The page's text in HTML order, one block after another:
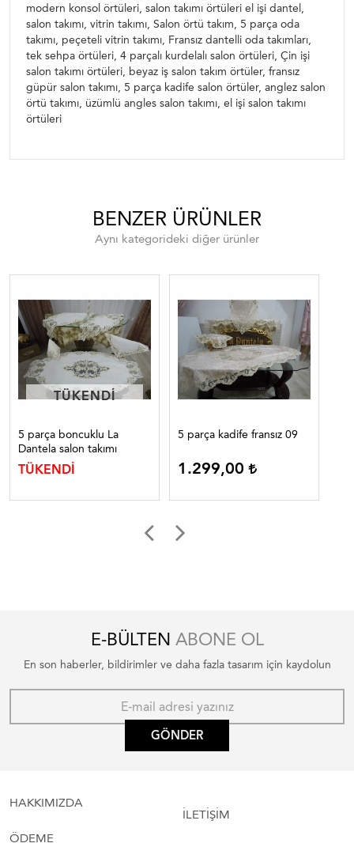
modern konsol örtüleri, salon takımı örtüleri el işi dantel,
salon takımı, vitrin takımı, Salon örtü takım, 5 parça oda
takımı, peçeteli vitrin takımı, Fransız dantelli oda takımları,
tek sehpa örtüleri, 4 parçalı kurdelalı salon örtüleri, Çin işi
salon takımı örtüleri, beyaz iş salon takım örtüler, fransız
güpür salon takımı, 5 parça kadife salon örtüler, anglez salon
örtü takımı, üzümlü angles salon takımı, el işi salon takımı
örtüleri
BENZER ÜRÜNLER
Aynı kategorideki diğer ürünler
TÜKENDI
TÜKENDI
5 parça boncuklu La
Dantela salon takımı
TÜKENDİ
5 parça kadife fransız 09
1.299,00
E-BÜLTEN ABONE OL
En son haberler, bildirimler ve daha fazla tasarım için kaydolun
GÖNDER
HAKKIMIZDA
ÖDEME
İLETİŞİM